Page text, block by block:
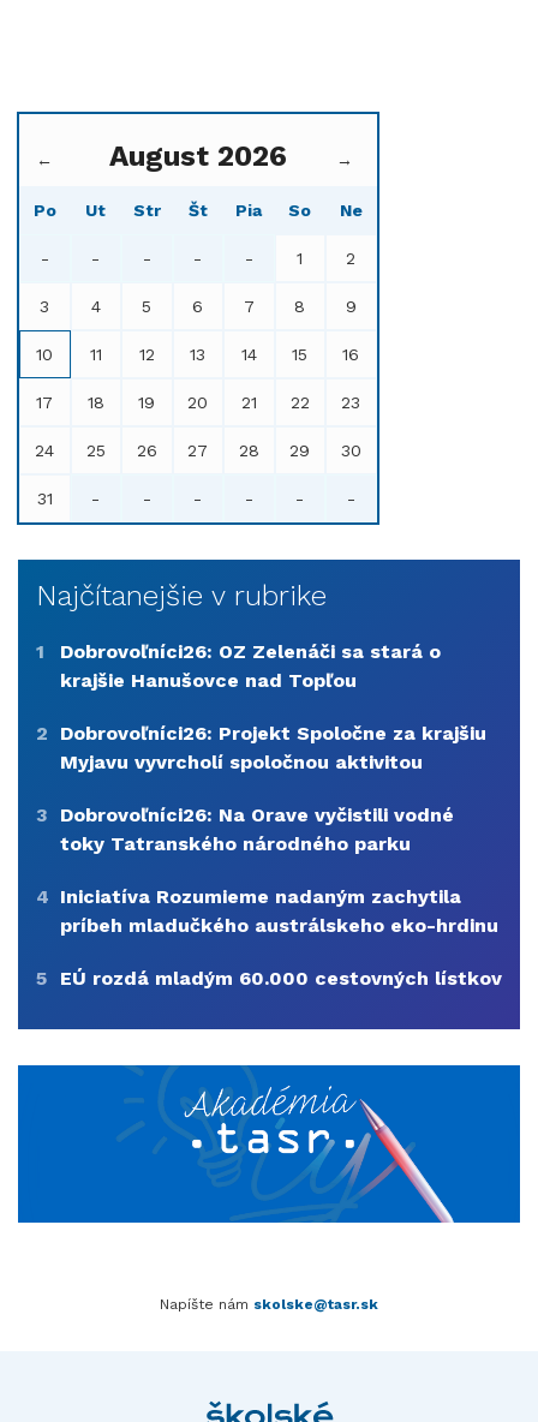
← August 2026 →
Po Ut Str Št Pia So Ne
- - - - - 1 2
3 4 5 6 7 8 9
10 11 12 13 14 15 16
17 18 19 20 21 22 23
24 25 26 27 28 29 30
31 - - - - - -
Najčítanejšie v rubrike
1
Dobrovoľníci26: OZ Zelenáči sa stará o
krajšie Hanušovce nad Topľou
2
Dobrovoľníci26: Projekt Spoločne za krajšiu
Myjavu vyvrcholí spoločnou aktivitou
3
Dobrovoľníci26: Na Orave vyčistili vodné
toky Tatranského národného parku
4 Iniciatíva Rozumieme nadaným zachytila
príbeh mladučkého austrálskeho eko-hrdinu
5 EÚ rozdá mladým 60.000 cestovných lístkov
Napíšte nám skolske@tasr.sk